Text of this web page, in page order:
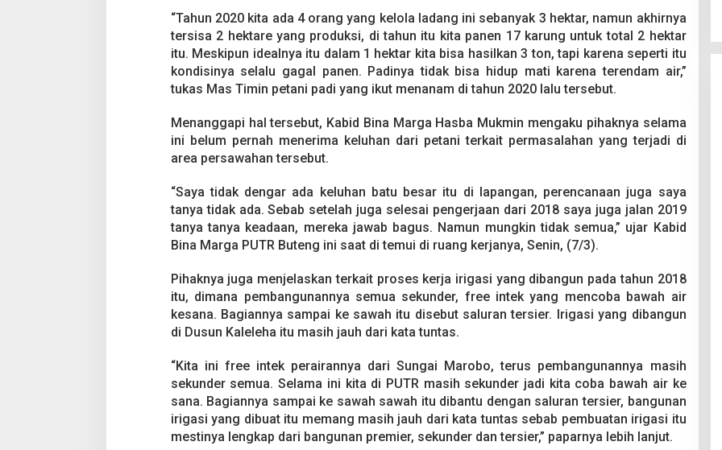
“Tahun 2020 kita ada 4 orang yang kelola ladang ini sebanyak 3 hektar, namun akhirnya
tersisa 2 hektare yang produksi, di tahun itu kita panen 17 karung untuk total 2 hektar
itu. Meskipun idealnya itu dalam 1 hektar kita bisa hasilkan 3 ton, tapi karena seperti itu
kondisinya selalu gagal panen. Padinya tidak bisa hidup mati karena terendam air,”
tukas Mas Timin petani padi yang ikut menanam di tahun 2020 lalu tersebut.
Menanggapi hal tersebut, Kabid Bina Marga Hasba Mukmin mengaku pihaknya selama
ini belum pernah menerima keluhan dari petani terkait permasalahan yang terjadi di
area persawahan tersebut.
“Saya tidak dengar ada keluhan batu besar itu di lapangan, perencanaan juga saya
tanya tidak ada. Sebab setelah juga selesai pengerjaan dari 2018 saya juga jalan 2019
tanya tanya keadaan, mereka jawab bagus. Namun mungkin tidak semua,” ujar Kabid
Bina Marga PUTR Buteng ini saat di temui di ruang kerjanya, Senin, (7/3).
Pihaknya juga menjelaskan terkait proses kerja irigasi yang dibangun pada tahun 2018
itu, dimana pembangunannya semua sekunder, free intek yang mencoba bawah air
kesana. Bagiannya sampai ke sawah itu disebut saluran tersier. Irigasi yang dibangun
di Dusun Kaleleha itu masih jauh dari kata tuntas.
“Kita ini free intek perairannya dari Sungai Marobo, terus pembangunannya masih
sekunder semua. Selama ini kita di PUTR masih sekunder jadi kita coba bawah air ke
sana. Bagiannya sampai ke sawah sawah itu dibantu dengan saluran tersier, bangunan
irigasi yang dibuat itu memang masih jauh dari kata tuntas sebab pembuatan irigasi itu
mestinya lengkap dari bangunan premier, sekunder dan tersier,” paparnya lebih lanjut.